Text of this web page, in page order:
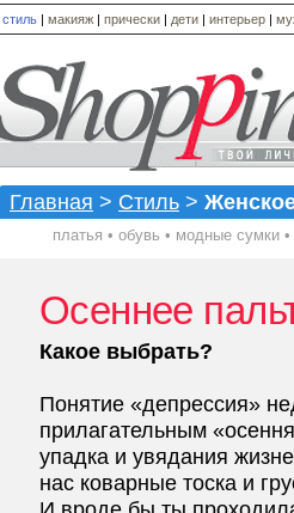
стиль | макияж | прически | дети | интерьер |
Главная > Стиль >
платья • обувь • модные сумки •
Осеннее
Какое выбрать?
Понятие «депрессия»
прилагательным
упадка и увядания
нас коварные тоска и